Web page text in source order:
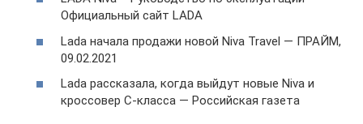
Официальный сайт LADA
Lada начала продажи новой Niva Travel — ПРАЙМ,
09.02.2021
Lada рассказала, когда выйдут новые Niva и
кроссовер C-класса — Российская газета